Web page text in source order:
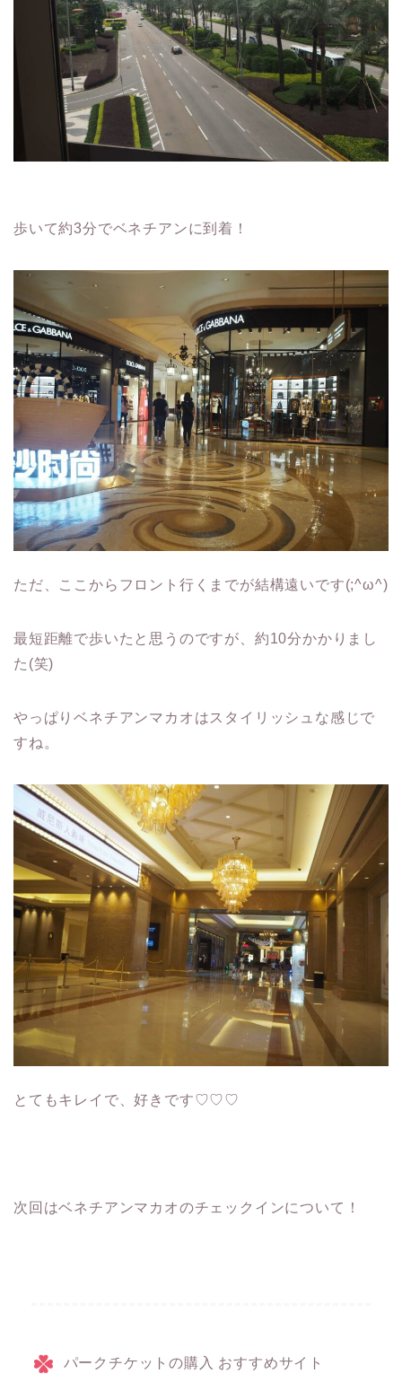
歩いて約3分でベネチアンに到着！
ただ、ここからフロント行くまでが結構遠いです(;^ω^)
最短距離で歩いたと思うのですが、約10分かかりまし
た(笑)
やっぱりベネチアンマカオはスタイリッシュな感じで
すね。
とてもキレイで、好きです♡♡♡
次回はベネチアンマカオのチェックインについて！
パークチケットの購入 おすすめサイト